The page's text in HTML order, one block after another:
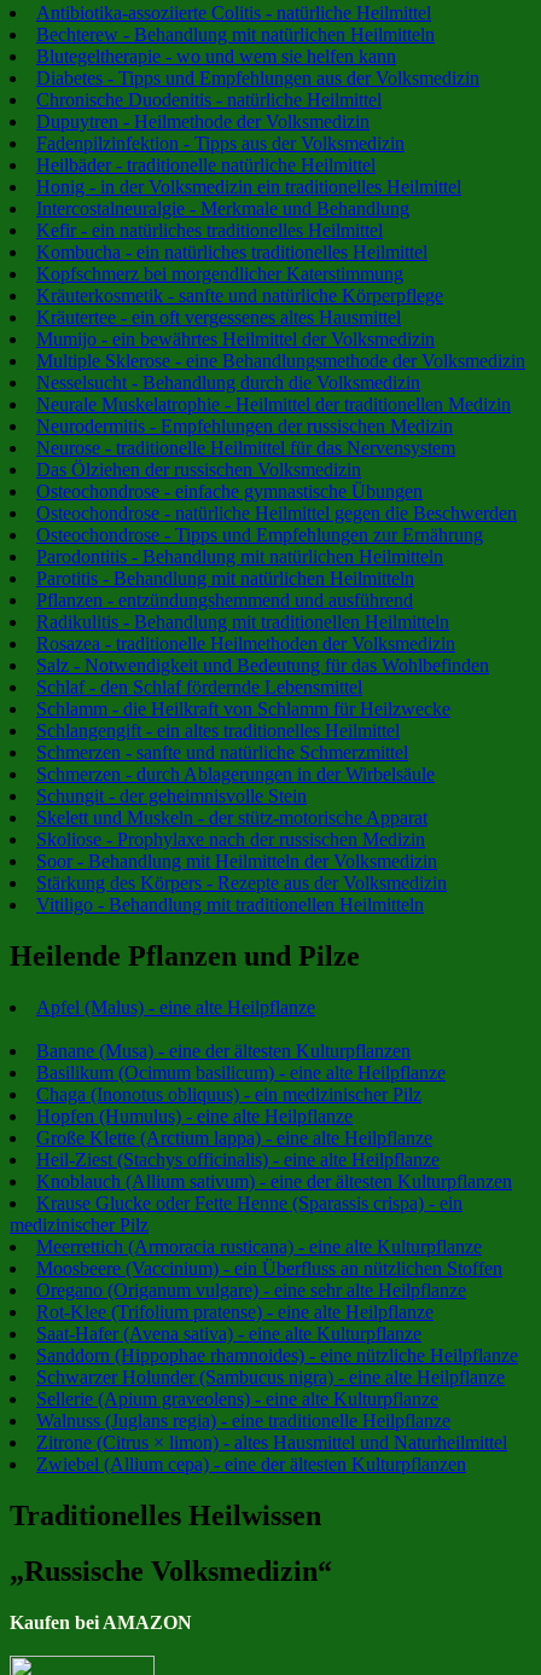
Antibiotika-assoziierte Colitis - natürliche Heilmittel
Bechterew - Behandlung mit natürlichen Heilmitteln
Blutegeltherapie - wo und wem sie helfen kann
Diabetes - Tipps und Empfehlungen aus der Volksmedizin
Chronische Duodenitis - natürliche Heilmittel
Dupuytren - Heilmethode der Volksmedizin
Fadenpilzinfektion - Tipps aus der Volksmedizin
Heilbäder - traditionelle natürliche Heilmittel
Honig - in der Volksmedizin ein traditionelles Heilmittel
Intercostalneuralgie - Merkmale und Behandlung
Kefir - ein natürliches traditionelles Heilmittel
Kombucha - ein natürliches traditionelles Heilmittel
Kopfschmerz bei morgendlicher Katerstimmung
Kräuterkosmetik - sanfte und natürliche Körperpflege
Kräutertee - ein oft vergessenes altes Hausmittel
Mumijo - ein bewährtes Heilmittel der Volksmedizin
Multiple Sklerose - eine Behandlungsmethode der Volksmedizin
Nesselsucht - Behandlung durch die Volksmedizin
Neurale Muskelatrophie - Heilmittel der traditionellen Medizin
Neurodermitis - Empfehlungen der russischen Medizin
Neurose - traditionelle Heilmittel für das Nervensystem
Das Ölziehen der russischen Volksmedizin
Osteochondrose - einfache gymnastische Übungen
Osteochondrose - natürliche Heilmittel gegen die Beschwerden
Osteochondrose - Tipps und Empfehlungen zur Ernährung
Parodontitis - Behandlung mit natürlichen Heilmitteln
Parotitis - Behandlung mit natürlichen Heilmitteln
Pflanzen - entzündungshemmend und ausführend
Radikulitis - Behandlung mit traditionellen Heilmitteln
Rosazea - traditionelle Heilmethoden der Volksmedizin
Salz - Notwendigkeit und Bedeutung für das Wohlbefinden
Schlaf - den Schlaf fördernde Lebensmittel
Schlamm - die Heilkraft von Schlamm für Heilzwecke
Schlangengift - ein altes traditionelles Heilmittel
Schmerzen - sanfte und natürliche Schmerzmittel
Schmerzen - durch Ablagerungen in der Wirbelsäule
Schungit - der geheimnisvolle Stein
Skelett und Muskeln - der stütz-motorische Apparat
Skoliose - Prophylaxe nach der russischen Medizin
Soor - Behandlung mit Heilmitteln der Volksmedizin
Stärkung des Körpers - Rezepte aus der Volksmedizin
Vitiligo - Behandlung mit traditionellen Heilmitteln
Heilende Pflanzen und Pilze
Apfel (Malus) - eine alte Heilpflanze
Banane (Musa) - eine der ältesten Kulturpflanzen
Basilikum (Ocimum basilicum) - eine alte Heilpflanze
Chaga (Inonotus obliquus) - ein medizinischer Pilz
Hopfen (Humulus) - eine alte Heilpflanze
Große Klette (Arctium lappa) - eine alte Heilpflanze
Heil-Ziest (Stachys officinalis) - eine alte Heilpflanze
Knoblauch (Allium sativum) - eine der ältesten Kulturpflanzen
Krause Glucke oder Fette Henne (Sparassis crispa) - ein
medizinischer Pilz
Meerrettich (Armoracia rusticana) - eine alte Kulturpflanze
Moosbeere (Vaccinium) - ein Überfluss an nützlichen Stoffen
Oregano (Origanum vulgare) - eine sehr alte Heilpflanze
Rot-Klee (Trifolium pratense) - eine alte Heilpflanze
Saat-Hafer (Avena sativa) - eine alte Kulturpflanze
Sanddorn (Hippophae rhamnoides) - eine nützliche Heilpflanze
Schwarzer Holunder (Sambucus nigra) - eine alte Heilpflanze
Sellerie (Apium graveolens) - eine alte Kulturpflanze
Walnuss (Juglans regia) - eine traditionelle Heilpflanze
Zitrone (Citrus × limon) - altes Hausmittel und Naturheilmittel
Zwiebel (Allium cepa) - eine der ältesten Kulturpflanzen
Traditionelles Heilwissen
„Russische Volksmedizin“
Kaufen bei AMAZON